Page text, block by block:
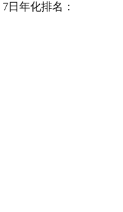
7日年化排名：